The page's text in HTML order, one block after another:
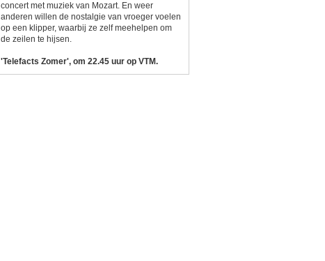
concert met muziek van Mozart. En weer
anderen willen de nostalgie van vroeger voelen
op een klipper, waarbij ze zelf meehelpen om
de zeilen te hijsen.
'Telefacts Zomer', om 22.45 uur op VTM.